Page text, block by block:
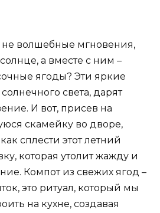
не волшебные мгновения,
а вместе с ним –
ягоды? Эти яркие
света, дарят
И вот, присев на
скамейку во дворе,
сплести этот летний
которая утолит жажду и
Компот из свежих ягод –
это ритуал, который мы
на кухне, создавая